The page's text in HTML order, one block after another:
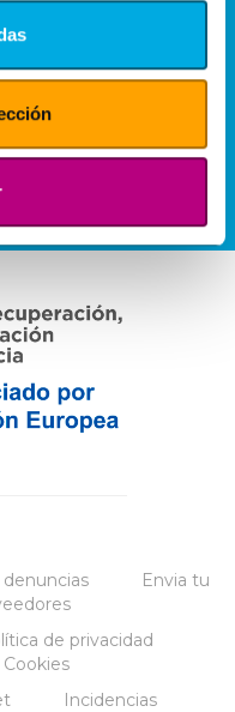
denuncias
Envia tu
de privacidad
Incidencias